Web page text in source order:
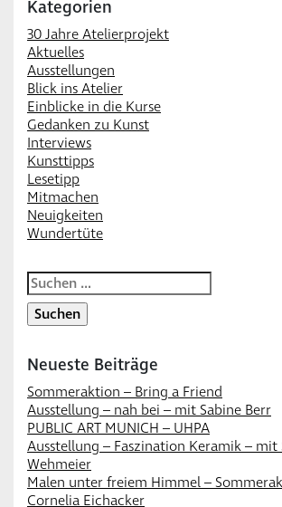
Kategorien
30 Jahre Atelierprojekt
Aktuelles
Ausstellungen
Blick ins Atelier
Einblicke in die Kurse
Gedanken zu Kunst
Interviews
Kunsttipps
Lesetipp
Mitmachen
Neuigkeiten
Wundertüte
Suchen
nach:
Neueste Beiträge
Sommeraktion – Bring a Friend
Ausstellung – nah bei – mit Sabine Berr
PUBLIC ART MUNICH – UHPA
Ausstellung – Faszination Keramik – mit
Wehmeier
Malen unter freiem Himmel –
Cornelia Eichacker